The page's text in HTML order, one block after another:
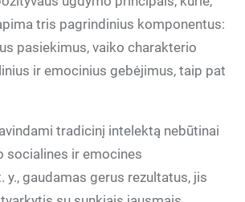
tris pagrindinius komponentus:
pasiekimus, vaiko charakterio
ir emocinius gebėjimus, taip pat
tradicinį intelektą nebūtinai
socialines ir emocines
y., gaudamas gerus rezultatus, jis